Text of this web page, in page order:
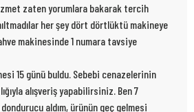
zaten yorumlara bakarak tercih
her şey dört dörtlüktü makineye
makinesinde 1 numara tavsiye
15 günü buldu. Sebebi cenazelerinin
alışveriş yapabilirsiniz. Ben 7
aldım, ürünün geç gelmesi